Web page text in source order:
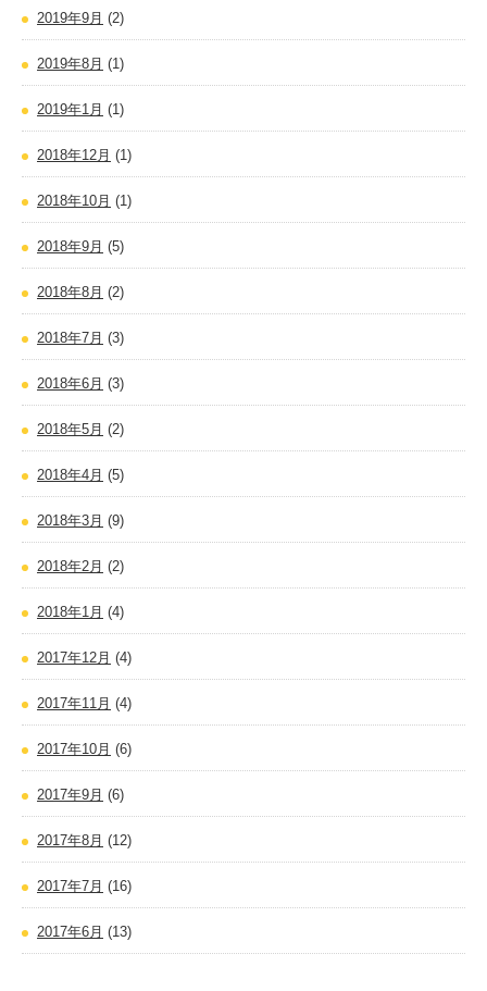
2019年9月 (2)
2019年8月 (1)
2019年1月 (1)
2018年12月 (1)
2018年10月 (1)
2018年9月 (5)
2018年8月 (2)
2018年7月 (3)
2018年6月 (3)
2018年5月 (2)
2018年4月 (5)
2018年3月 (9)
2018年2月 (2)
2018年1月 (4)
2017年12月 (4)
2017年11月 (4)
2017年10月 (6)
2017年9月 (6)
2017年8月 (12)
2017年7月 (16)
2017年6月 (13)